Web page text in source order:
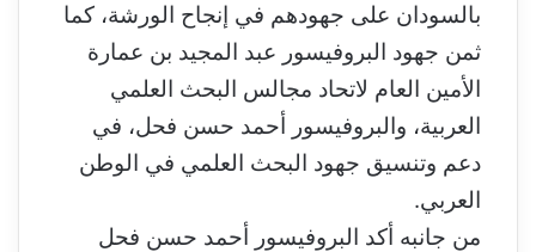
بالسودان على جهودهم في إنجاح الورشة، كما
ثمن جهود البروفيسور عبد المجيد بن عمارة
الأمين العام لاتحاد مجالس البحث العلمي
العربية، والبروفيسور أحمد حسن فحل، في
دعم وتنسيق جهود البحث العلمي في الوطن
العربي.
من جانبه أكد البروفيسور أحمد حسن فحل